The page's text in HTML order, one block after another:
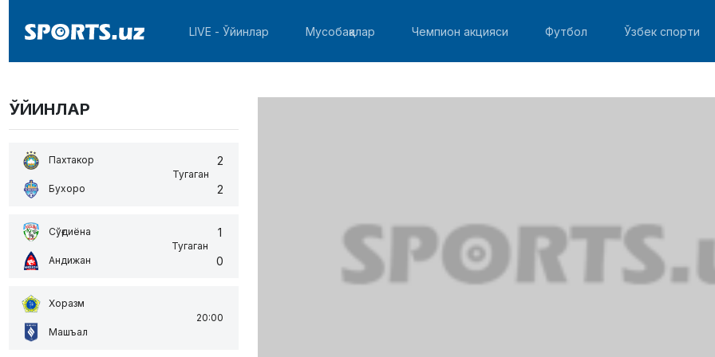
LIVE - Ўйинлар Мусобақалар Чемпион акцияси Футбол Ўзбек спорти
ЎЙИНЛАР
Пахтакор
Бухоро
Тугаган
2
2
Сўғдиёна
Андижан
Тугаган
1
0
Хоразм
Машъал
20:00